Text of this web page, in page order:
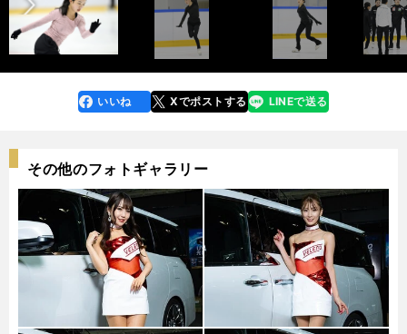
faceboo
k
いいね Xでポストする
line LINEで送る
その他のフォトギャラリー